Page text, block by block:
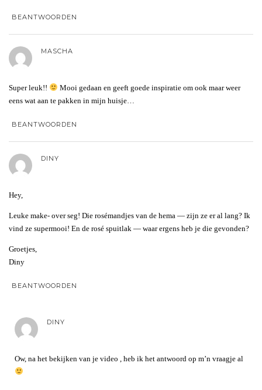
BEANTWOORDEN
MASCHA
Super leuk!!
Mooi gedaan en geeft goede inspiratie om ook maar weer
eens wat aan te pakken in mijn huisje…
BEANTWOORDEN
DINY
Hey,
Leuke make- over seg! Die rosémandjes van de hema — zijn ze er al lang? Ik
vind ze supermooi! En de rosé spuitlak — waar ergens heb je die gevonden?
Groetjes,
Diny
BEANTWOORDEN
DINY
Ow, na het bekijken van je video , heb ik het antwoord op m’n vraagje al